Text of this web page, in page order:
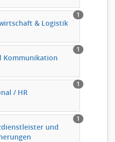
& Logistik
1
Kommunikation
1
/ HR
1
und
1